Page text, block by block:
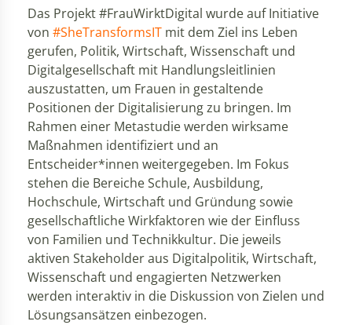
Das Projekt #FrauWirktDigital wurde auf Initiative
von #SheTransformsIT mit dem Ziel ins Leben
gerufen, Politik, Wirtschaft, Wissenschaft und
Digitalgesellschaft mit Handlungsleitlinien
auszustatten, um Frauen in gestaltende
Positionen der Digitalisierung zu bringen. Im
Rahmen einer Metastudie werden wirksame
Maßnahmen identifiziert und an
Entscheider*innen weitergegeben. Im Fokus
stehen die Bereiche Schule, Ausbildung,
Hochschule, Wirtschaft und Gründung sowie
gesellschaftliche Wirkfaktoren wie der Einfluss
von Familien und Technikkultur. Die jeweils
aktiven Stakeholder aus Digitalpolitik, Wirtschaft,
Wissenschaft und engagierten Netzwerken
werden interaktiv in die Diskussion von Zielen und
Lösungsansätzen einbezogen.